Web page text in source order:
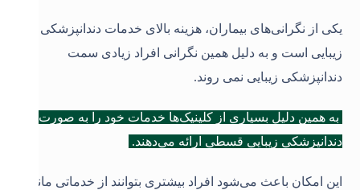
یکی از نگرانی‌های بیماران، هزینه بالای خدمات دندانپزشکی
زیبایی است و به دلیل همین نگرانی افراد زیادی سمت
دندانپزشکی زیبایی نمی روند.
به همین دلیل بسیاری از کلینیک‌ها خدمات خود را به صورت
دندانپزشکی زیبایی قسطی ارائه می‌دهند.
این امکان باعث می‌شود افراد بیشتری بتوانند از خدماتی مانند